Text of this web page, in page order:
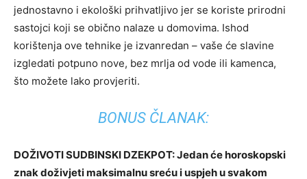
jednostavno i ekološki prihvatljivo jer se koriste prirodni
sastojci koji se obično nalaze u domovima. Ishod
korištenja ove tehnike je izvanredan – vaše će slavine
izgledati potpuno nove, bez mrlja od vode ili kamenca,
što možete lako provjeriti.
BONUS ČLANAK:
DOŽIVOTI SUDBINSKI DZEKPOT: Jedan će horoskopski
znak doživjeti maksimalnu sreću i uspjeh u svakom